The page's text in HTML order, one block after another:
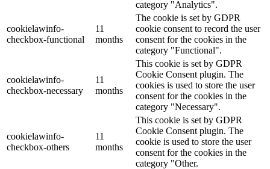
category "Analytics".
cookielawinfo-
checkbox-functional
11
months
The cookie is set by GDPR
cookie consent to record the user
consent for the cookies in the
category "Functional".
cookielawinfo-
checkbox-necessary
11
months
This cookie is set by GDPR
Cookie Consent plugin. The
cookies is used to store the user
consent for the cookies in the
category "Necessary".
cookielawinfo-
checkbox-others
11
months
This cookie is set by GDPR
Cookie Consent plugin. The
cookie is used to store the user
consent for the cookies in the
category "Other.